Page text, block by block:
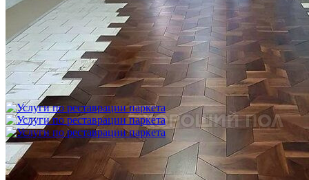
Укладка модульного паркета с финишным покрытием на
фанеру
3 600 ₽